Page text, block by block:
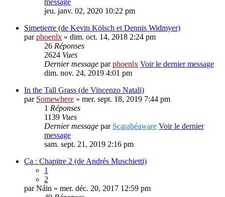
message
jeu. janv. 02, 2020 10:22 pm
Simetierre (de Kevin Kölsch et Dennis Widmyer)
parphoenlx » dim. oct. 14, 2018 2:24 pm
26 Réponses
2624 Vues
Dernier message parphoenlx Voir le dernier message
dim. nov. 24, 2019 4:01 pm
In the Tall Grass (de Vincenzo Natali)
par Somewhere » mer. sept. 18, 2019 7:44 pm
1 Réponses
1139 Vues
Dernier message par Scarabéaware Voir le dernier
message
sam. sept. 21, 2019 2:16 pm
Ça : Chapitre 2 (de Andrés Muschietti)
1
2
parNáin » mer. déc. 20, 2017 12:59 pm